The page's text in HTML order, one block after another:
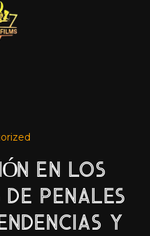
EN LOS
PENALES
Y